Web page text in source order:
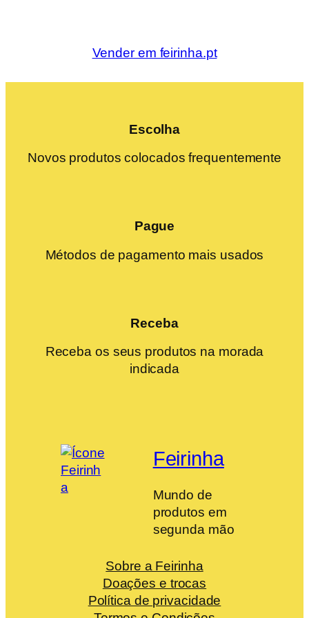
Vender em feirinha.pt
Escolha
Novos produtos colocados frequentemente
Pague
Métodos de pagamento mais usados
Receba
Receba os seus produtos na morada
indicada
Feirinha
Mundo de
produtos em
segunda mão
Sobre a Feirinha
Doações e trocas
Política de privacidade